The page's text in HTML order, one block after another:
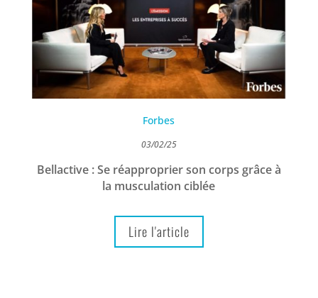
Forbes
03/02/25
Bellactive : Se réapproprier son corps grâce à
la musculation ciblée
Lire l'article